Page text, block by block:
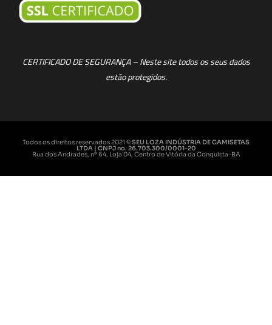
CERTIFICADO DE SEGURANÇA – Neste site todos os seus dados
estão protegidos.
Todos os direitos reservados 2021 © SEU LOZA INDÚSTRIA DE CAMISETAS
LTDA | CNPJ no. 26.703.300/0001-20
Rua dos Andrades, nº 64, Loja 04, Centro de Vitória da Conquista-BA